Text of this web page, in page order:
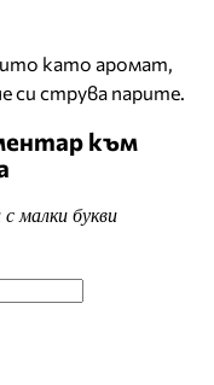
като аромат,
струва парите.
към
малки букви